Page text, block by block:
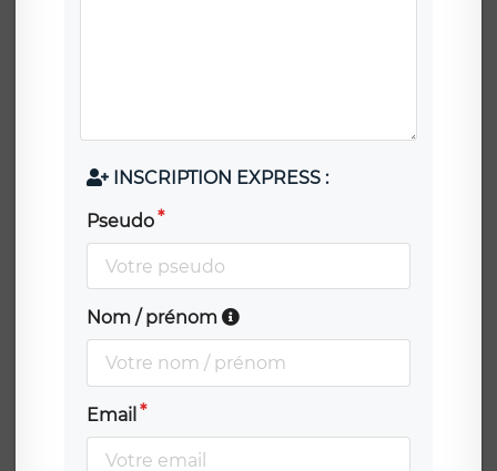
INSCRIPTION EXPRESS :
Pseudo
Nom / prénom
Email